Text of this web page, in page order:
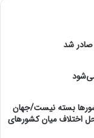
بسته نیست/جهان
اختلاف میان کشورهای